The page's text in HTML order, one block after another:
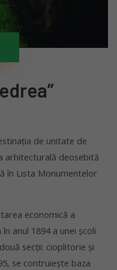
de unitate de
arhitecturală deosebită
în Lista Monumentelor
economică a
anul 1894 a unei școli
secții: cioplitorie și
se contruiește baza